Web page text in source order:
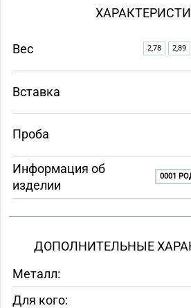
Вес 2,78 2,89
Вставка
Проба
Информация об
изделии
0001
ДОПОЛНИТЕЛЬНЫЕ
Металл:
Для кого: